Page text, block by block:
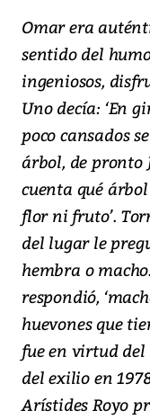
Omar era
sentido del
ingeniosos,
Uno decía: ‘En
poco cansados
árbol, de pronto
cuenta qué
flor ni fruto’.
del lugar le
hembra o
respondió,
huevones que
fue en virtud
del exilio en
Arístides Royo